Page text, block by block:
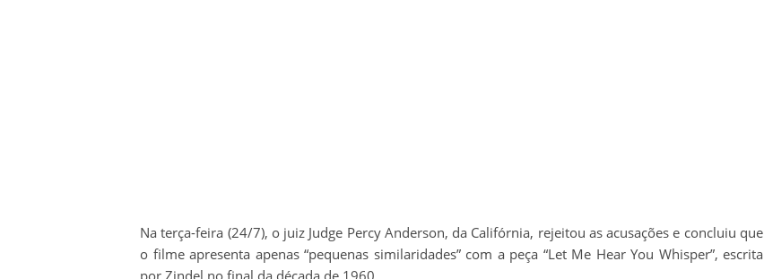
Na terça-feira (24/7), o juiz Judge Percy Anderson, da Califórnia, rejeitou as acusações e concluiu que
o filme apresenta apenas “pequenas similaridades” com a peça “Let Me Hear You Whisper”, escrita
por Zindel no final da década de 1960.